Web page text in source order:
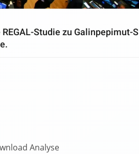
Studie zu Galinpepimut-S